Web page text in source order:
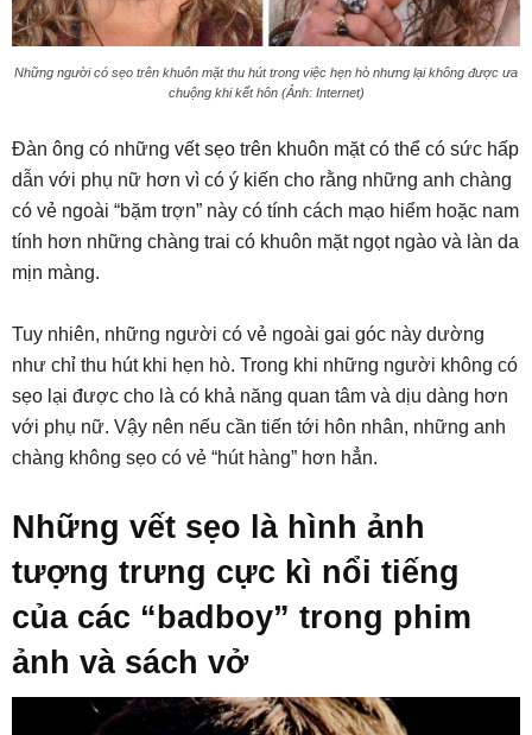
Những người có sẹo trên khuôn mặt thu hút trong việc hẹn hò nhưng lại không được ưa
chuộng khi kết hôn (Ảnh: Internet)
Đàn ông có những vết sẹo trên khuôn mặt có thể có sức hấp
dẫn với phụ nữ hơn vì có ý kiến ​​cho rằng những anh chàng
có vẻ ngoài “bặm trợn” này có tính cách mạo hiểm hoặc nam
tính hơn những chàng trai có khuôn mặt ngọt ngào và làn da
mịn màng.
Tuy nhiên, những người có vẻ ngoài gai góc này dường
như chỉ thu hút khi hẹn hò. Trong khi những người không có
sẹo lại được cho là có khả năng quan tâm và dịu dàng hơn
với phụ nữ. Vậy nên nếu cần tiến tới hôn nhân, những anh
chàng không sẹo có vẻ “hút hàng” hơn hẳn.
Những vết sẹo là hình ảnh
tượng trưng cực kì nổi tiếng
của các “badboy” trong phim
ảnh và sách vở